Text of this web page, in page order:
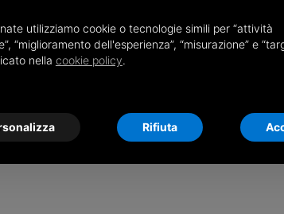
utilizziamo cookie o tecnologie simili per “attività
“miglioramento dell'esperienza”, “misurazione” e
nella cookie policy.
Rifiuta